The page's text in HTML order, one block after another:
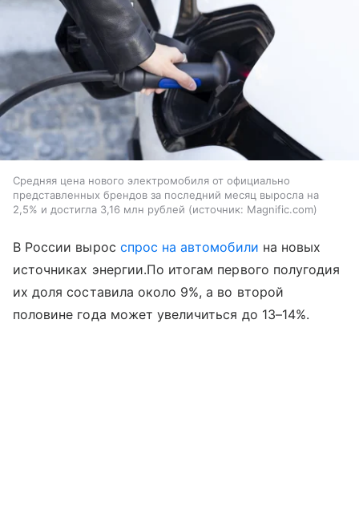
Средняя цена нового электромобиля от официально
представленных брендов за последний месяц выросла на
2,5% и достигла 3,16 млн рублей
источник: Magnific.com
В России вырос спрос на автомобили на новых
источниках энергии.По итогам первого полугодия
их доля составила около 9%, а во второй
половине года может увеличиться до 13–14%.